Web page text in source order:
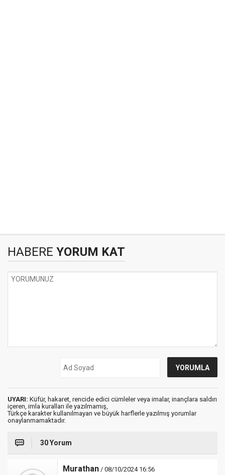
HABERE YORUM KAT
UYARI: Küfür, hakaret, rencide edici cümleler veya imalar, inançlara saldırı
içeren, imla kuralları ile yazılmamış,
Türkçe karakter kullanılmayan ve büyük harflerle yazılmış yorumlar
onaylanmamaktadır.
30 Yorum
Murathan / 08/10/2024 16:56